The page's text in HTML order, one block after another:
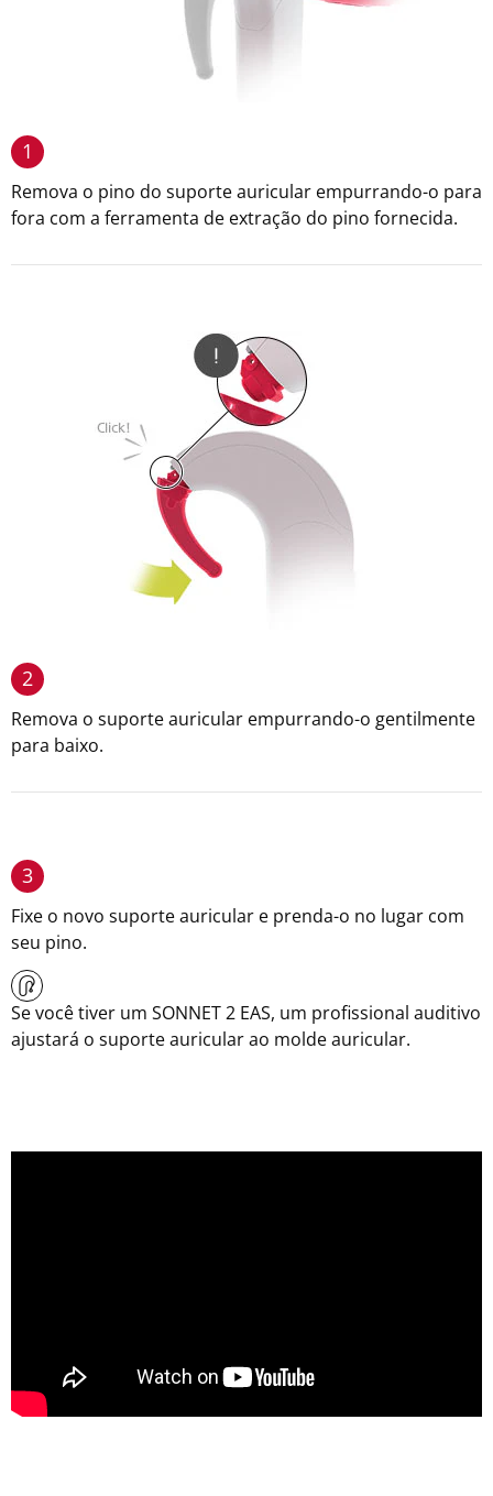
1
Remova o pino do suporte auricular empurrando-o para
fora com a ferramenta de extração do pino fornecida.
2
Remova o suporte auricular empurrando-o gentilmente
para baixo.
3
Fixe o novo suporte auricular e prenda-o no lugar com
seu pino.
Se você tiver um SONNET 2 EAS, um profissional auditivo
ajustará o suporte auricular ao molde auricular.